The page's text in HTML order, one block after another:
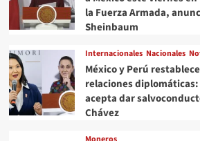
la Fuerza Armada,
Sheinbaum
Internacionales Nacionales
México y Perú
relaciones
acepta dar
Chávez